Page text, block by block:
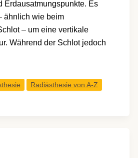
Erdausatmungspunkte. Es
ähnlich wie beim
– um eine vertikale
Während der Schlot jedoch
Radiästhesie von A-Z